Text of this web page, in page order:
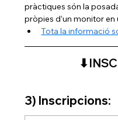
pràctiques són la
pròpies d’un monitor
Tota la informació
3) Inscripcions: